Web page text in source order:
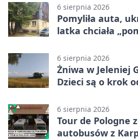
6 sierpnia 2026
Pomyliła auta,
latka chciała
6 sierpnia 2026
Żniwa w Jeleniej
Dzieci są o krok
6 sierpnia 2026
Tour de Pologne
autobusów z